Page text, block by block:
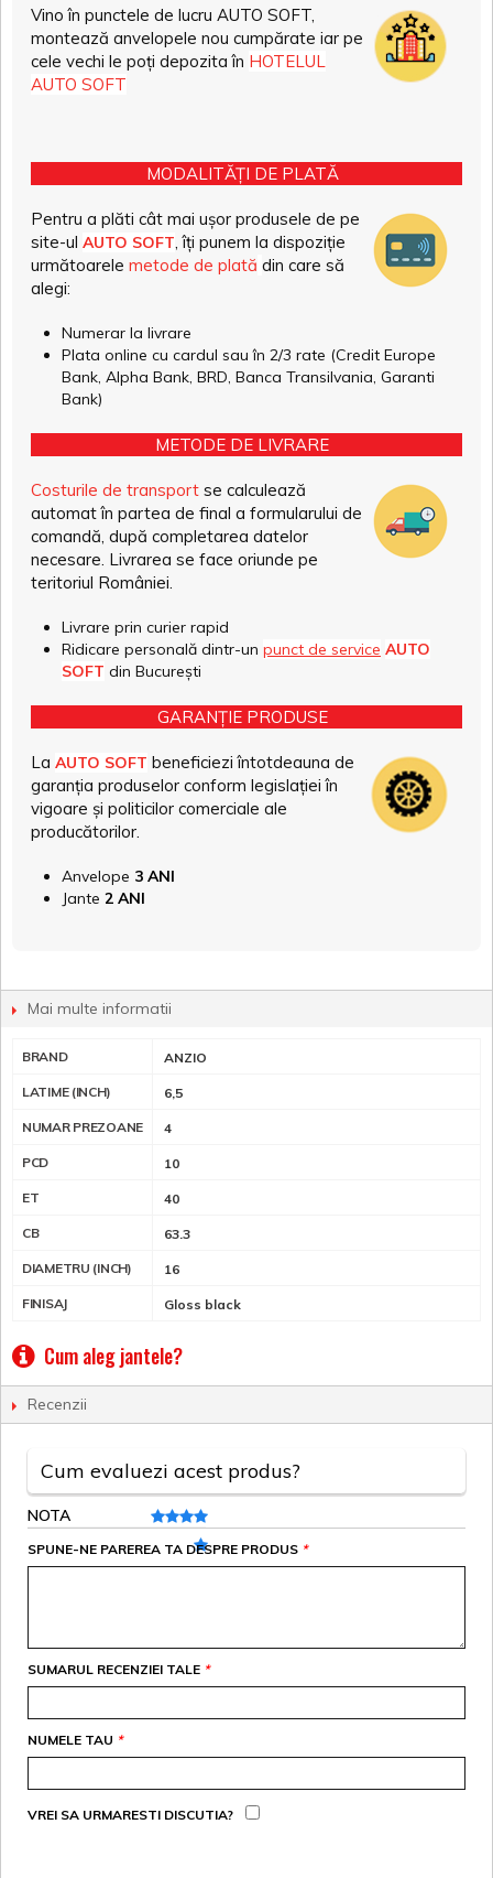
Vino în punctele de lucru AUTO SOFT,
montează anvelopele nou cumpărate iar pe
cele vechi le poți depozita în HOTELUL
AUTO SOFT
MODALITĂȚI DE PLATĂ
Pentru a plăti cât mai ușor produsele de pe
site-ul AUTO SOFT, îți punem la dispoziție
următoarele metode de plată din care să
alegi:
Numerar la livrare
Plata online cu cardul sau în 2/3 rate (Credit Europe
Bank, Alpha Bank, BRD, Banca Transilvania, Garanti
Bank)
METODE DE LIVRARE
Costurile de transport se calculează
automat în partea de final a formularului de
comandă, după completarea datelor
necesare. Livrarea se face oriunde pe
teritoriul României.
Livrare prin curier rapid
Ridicare personală dintr-un punct de service AUTO
SOFT din București
GARANȚIE PRODUSE
La AUTO SOFT beneficiezi întotdeauna de
garanția produselor conform legislației în
vigoare și politicilor comerciale ale
producătorilor.
Anvelope 3 ANI
Jante 2 ANI
Mai multe informatii
BRAND ANZIO
LATIME (INCH) 6,5
NUMAR PREZOANE 4
PCD 10
ET 40
CB 63.3
DIAMETRU (INCH) 16
FINISAJ Gloss black
Cum aleg jantele?
Recenzii
Cum evaluezi acest produs?
NOTA
*
SPUNE-NE PAREREA TA DESPRE PRODUS
*
SUMARUL RECENZIEI TALE
*
NUMELE TAU
VREI SA URMARESTI DISCUTIA?